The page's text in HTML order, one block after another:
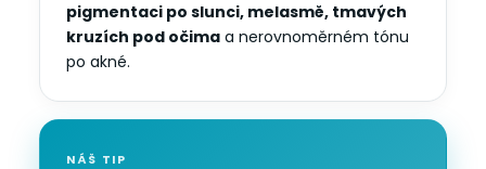
pigmentaci po slunci, melasmě, tmavých
kruzích pod očima a nerovnoměrném tónu
po akné.
NÁŠ TIP